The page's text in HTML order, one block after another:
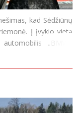
kad Sėdžiūnų
Į įvykio vietą
„BMW“.
sparnas, galinės